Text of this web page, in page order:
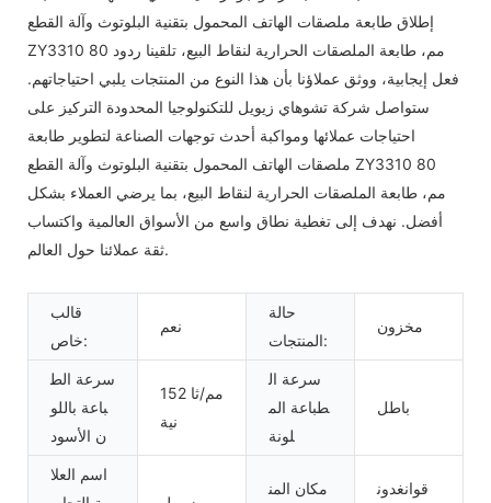
إطلاق طابعة ملصقات الهاتف المحمول بتقنية البلوتوث وآلة القطع
ZY3310 80 مم، طابعة الملصقات الحرارية لنقاط البيع، تلقينا ردود
فعل إيجابية، ووثق عملاؤنا بأن هذا النوع من المنتجات يلبي احتياجاتهم.
ستواصل شركة تشوهاي زيويل للتكنولوجيا المحدودة التركيز على
احتياجات عملائها ومواكبة أحدث توجهات الصناعة لتطوير طابعة
ملصقات الهاتف المحمول بتقنية البلوتوث وآلة القطع ZY3310 80
مم، طابعة الملصقات الحرارية لنقاط البيع، بما يرضي العملاء بشكل
أفضل. نهدف إلى تغطية نطاق واسع من الأسواق العالمية واكتساب
ثقة عملائنا حول العالم.
قالب
خاص:
نعم
حالة
المنتجات:
مخزون
سرعة الط
باعة باللو
ن الأسود
152 مم/ثا
نية
سرعة ال
طباعة الم
لونة
باطل
اسم العلا
مكان المن
قوانغدون